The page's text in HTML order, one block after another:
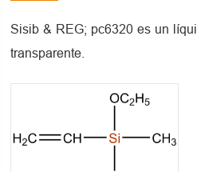
Sisib & REG; pc6320 es un
transparente.